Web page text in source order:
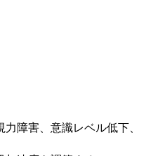
障害、意識レベル低下、